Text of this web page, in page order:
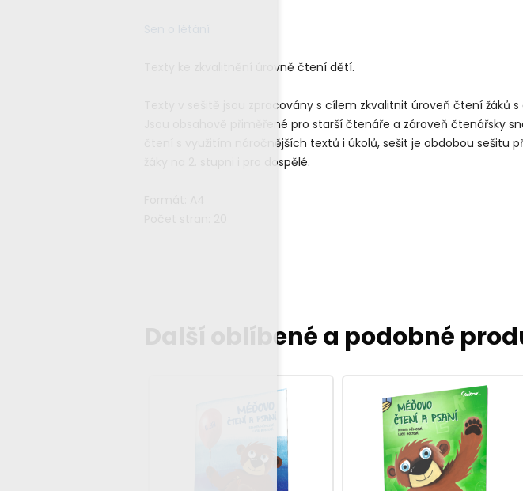
Texty ke zkvalitnění úrovně čtení dětí.
Texty v sešitě jsou zpracovány s cílem zkvalitnit úroveň čtení žáků
Jsou obsahově přiměřené pro starší čtenáře a zároveň čtenářsky
čtení s využitím náročnějších textů i úkolů, sešit je obdobou sešitu
žáky na 2. stupni i pro dospělé.
Další oblíbené a podobné